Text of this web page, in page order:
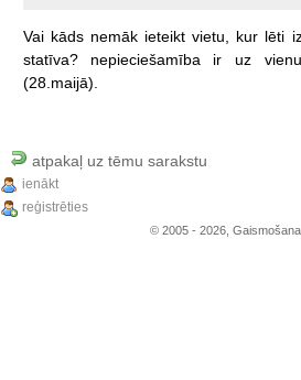
Vai kāds nemāk ieteikt vietu, kur lēti
statīva?
nepieciešamība ir uz vienu
(28.maijā).
atpakaļ uz tēmu sarakstu
ienākt
reģistrēties
© 2005 - 2026,